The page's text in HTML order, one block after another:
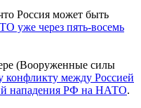
Россия может быть
уже через пять-восемь
(Вооруженные силы
конфликту между Россией
нападения РФ на НАТО.